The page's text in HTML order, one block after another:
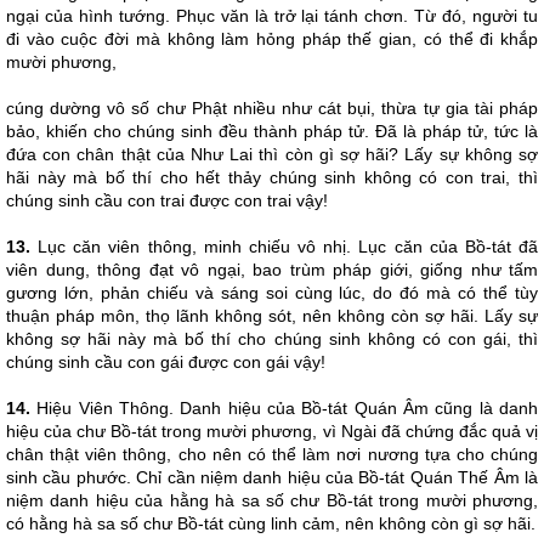
ngại của hình tướng. Phục văn là trở lại tánh chơn. Từ đó, người tu
đi vào cuộc đời mà không làm hỏng pháp thế gian, có thể đi khắp
mười phương,
cúng dường vô số chư Phật nhiều như cát bụi, thừa tự gia tài pháp
bảo, khiến cho chúng sinh đều thành pháp tử. Đã là pháp tử, tức là
đứa con chân thật của Như Lai thì còn gì sợ hãi? Lấy sự không sợ
hãi này mà bố thí cho hết thảy chúng sinh không có con trai, thì
chúng sinh cầu con trai được con trai vậy!
13. Lục căn viên thông, minh chiếu vô nhị. Lục căn của Bồ-tát đã
viên dung, thông đạt vô ngại, bao trùm pháp giới, giống như tấm
gương lớn, phản chiếu và sáng soi cùng lúc, do đó mà có thể tùy
thuận pháp môn, thọ lãnh không sót, nên không còn sợ hãi. Lấy sự
không sợ hãi này mà bố thí cho chúng sinh không có con gái, thì
chúng sinh cầu con gái được con gái vậy!
14. Hiệu Viên Thông. Danh hiệu của Bồ-tát Quán Âm cũng là danh
hiệu của chư Bồ-tát trong mười phương, vì Ngài đã chứng đắc quả vị
chân thật viên thông, cho nên có thể làm nơi nương tựa cho chúng
sinh cầu phước. Chỉ cần niệm danh hiệu của Bồ-tát Quán Thế Âm là
niệm danh hiệu của hằng hà sa số chư Bồ-tát trong mười phương,
có hằng hà sa số chư Bồ-tát cùng linh cảm, nên không còn gì sợ hãi.